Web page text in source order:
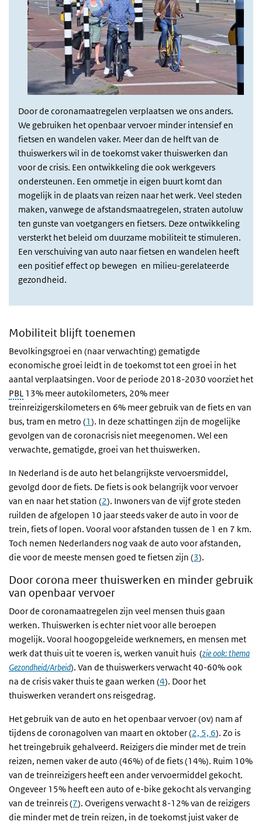
Door de coronamaatregelen verplaatsen we ons anders.
We gebruiken het openbaar vervoer minder intensief en
fietsen en wandelen vaker. Meer dan de helft van de
thuiswerkers wil in de toekomst vaker thuiswerken dan
voor de crisis. Een ontwikkeling die ook werkgevers
ondersteunen. Een ommetje in eigen buurt komt dan
mogelijk in de plaats van reizen naar het werk. Veel steden
maken, vanwege de afstandsmaatregelen, straten autoluw
ten gunste van voetgangers en fietsers. Deze ontwikkeling
versterkt het beleid om duurzame mobiliteit te stimuleren.
Een verschuiving van auto naar fietsen en wandelen heeft
een positief effect op bewegen en milieu-gerelateerde
gezondheid.
Mobiliteit blijft toenemen
Bevolkingsgroei en (naar verwachting) gematigde
economische groei leidt in de toekomst tot een groei in het
aantal verplaatsingen. Voor de periode 2018-2030 voorziet het
PBL 13% meer autokilometers, 20% meer
treinreizigerskilometers en 6% meer gebruik van de fiets en van
bus, tram en metro (1). In deze schattingen zijn de mogelijke
gevolgen van de coronacrisis niet meegenomen. Wel een
verwachte, gematigde, groei van het thuiswerken.
In Nederland is de auto het belangrijkste vervoersmiddel,
gevolgd door de fiets. De fiets is ook belangrijk voor vervoer
van en naar het station (2). Inwoners van de vijf grote steden
ruilden de afgelopen 10 jaar steeds vaker de auto in voor de
trein, fiets of lopen. Vooral voor afstanden tussen de 1 en 7 km.
Toch nemen Nederlanders nog vaak de auto voor afstanden,
die voor de meeste mensen goed te fietsen zijn (3).
Door corona meer thuiswerken en minder gebruik
van openbaar vervoer
Door de coronamaatregelen zijn veel mensen thuis gaan
werken. Thuiswerken is echter niet voor alle beroepen
mogelijk. Vooral hoogopgeleide werknemers, en mensen met
werk dat thuis uit te voeren is, werken vanuit huis (zie ook: thema
Gezondheid/Arbeid). Van de thuiswerkers verwacht 40-60% ook
na de crisis vaker thuis te gaan werken (4). Door het
thuiswerken verandert ons reisgedrag.
Het gebruik van de auto en het openbaar vervoer (ov) nam af
tijdens de coronagolven van maart en oktober (2, 5, 6). Zo is
het treingebruik gehalveerd. Reizigers die minder met de trein
reizen, nemen vaker de auto (46%) of de fiets (14%). Ruim 10%
van de treinreizigers heeft een ander vervoermiddel gekocht.
Ongeveer 15% heeft een auto of e-bike gekocht als vervanging
van de treinreis (7). Overigens verwacht 8-12% van de reizigers
die minder met de trein reizen, in de toekomst juist vaker de